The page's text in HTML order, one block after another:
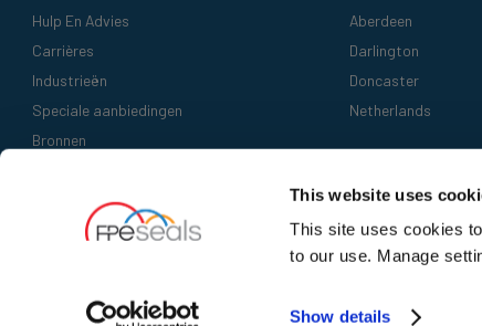
This website uses
This site uses cookies
to our use. Manage
Show details
Hulp En Advies
Carrières
Industrieën
Speciale aanbiedingen
Bronnen
Aberdeen
Darlington
Doncaster
Netherlands
Geaccepteerde betaalmethoden